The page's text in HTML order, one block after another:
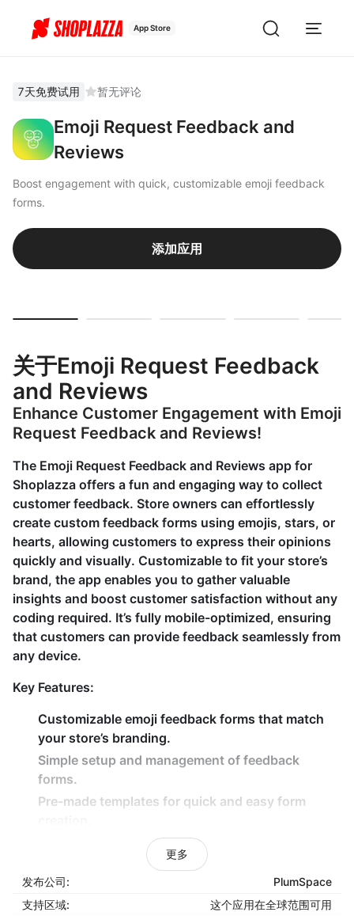
App Store
7天免费试用 暂无评论
Emoji Request Feedback and
Reviews
Boost engagement with quick, customizable emoji feedback
forms.
添加应用
关于Emoji Request Feedback
and Reviews
Enhance Customer Engagement with Emoji
Request Feedback and Reviews!
The Emoji Request Feedback and Reviews app for
Shoplazza offers a fun and engaging way to collect
customer feedback. Store owners can effortlessly
create custom feedback forms using emojis, stars, or
hearts, allowing customers to express their opinions
quickly and visually. Customizable to fit your store’s
brand, the app enables you to gather valuable
insights and boost customer satisfaction without any
coding required. It’s fully mobile-optimized, ensuring
that customers can provide feedback seamlessly from
any device.
Key Features:
Customizable emoji feedback forms that match
your store’s branding.
Simple setup and management of feedback
forms.
Pre-made templates for quick and easy form
Fully mobile-optimized for a smooth customer
更多
发布公司:
PlumSpace
支持区域:
这个应用在全球范围可用